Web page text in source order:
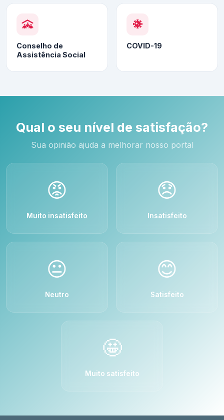
Conselho de
Assistência Social
COVID-19
Qual o seu nível de satisfação?
Sua opinião ajuda a melhorar nosso portal
😡
Muito insatisfeito
😞
Insatisfeito
😐
Neutro
😊
Satisfeito
🤩
Muito satisfeito